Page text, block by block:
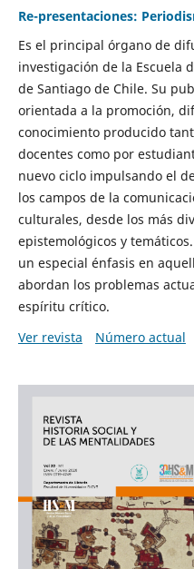
Re-presentaciones:
Es el principal órgano de
investigación de la Escuela
de Santiago de Chile. Su
orientada a la promoción,
conocimiento producido
docentes como por
nuevo ciclo impulsando el
los campos de la
culturales, desde los más
epistemológicos y
un especial énfasis en
abordan los problemas
espíritu crítico.
Ver revista
Número actual